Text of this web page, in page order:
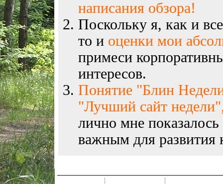
написания обзора!
Поскольку я, как и
то и оценки мои
примеси
интересов.
Понятие "Блин
"Лучший сайт
лично мне
важным для развития